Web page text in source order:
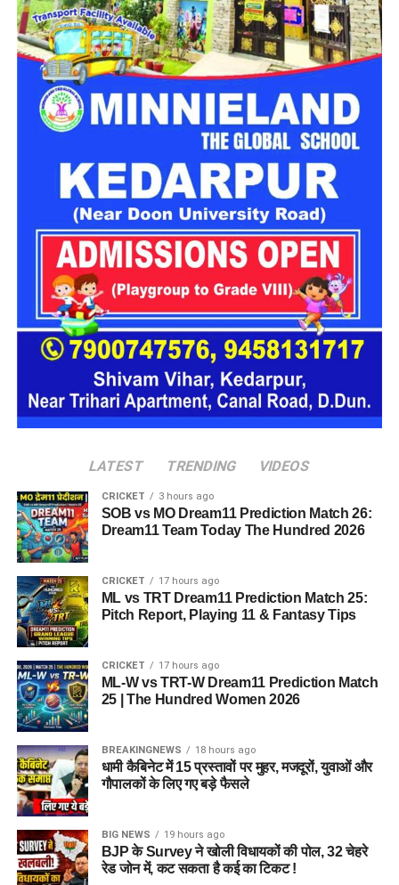
महिला सशक्तिकरण एवं बाल विकास विभागके निदेशक आईएएस बंशीलाल
राणा के मुताबिक, नारी निकेतन में आने वाली कई महिलाएं और बच्चे खुद को
एक बंद संस्थान या जेल जैसी जगह पर महसूस करते हैं। यही वजह है कि
कई बार बच्चे वहां से निकलने या भागने की कोशिश तक करने लगते हैं।
इसी समस्या को ध्यान में रखते हुए विभाग अब ऐसा इंफ्रास्ट्रक्चर तैयार
करने की दिशा में काम कर रहा है, जहां रहने वाले लोगों को संस्थागत माहौल
के बजाय परिवार जैसा वातावरण मिल सके।
16 घरों में मिलेगा परिवार जैसा माहौल
प्रस्तावित आलंबन गांव में कॉटेज और छोटे घर विकसित किए जाएंगे। यहां
एक परिवार की तर्ज पर लोगों को रखा जाएगा। योजना के मुताबिक, एक
यूनिट में करीब दो महिलाएं, चार बच्चे और एक किशोरी को शामिल किया
जाएगा। इस तरह उन्हें एक परिवार की तरह साथ रहने का अवसर मिलेगा।
हर यूनिट में अलग किचन जैसी सुविधाएं भी होंगी, ताकि वहां रहने वाली
महिलाओं और बच्चों को रोजमर्रा के जीवन में ज्यादा स्वतंत्रता और जिम्मेदारी
का अनुभव हो सके। प्रस्तावित परिसर में कुल 16 घर विकसित किए
जाएंगे, जिनमें करीब 88 लोगों के रहने की व्यवस्था होगी।
जेल नहीं, रेजिडेंशियल कॉम्प्लेक्स जैसा
होगा माहौल
आलंबन गांव की सबसे खास बात यही होगी कि यहां रहने वाली महिलाओं
और बच्चों को यह महसूस न हो कि वे किसी जेल या बंद संस्थान में रह रहे
हैं। इसके बजाय पूरा परिसर एक रेजिडेंशियल कॉम्प्लेक्स की तरह विकसित
किया जाएगा, जहां सुरक्षा के साथ रहने, पढ़ाई, दैनिक जीवन और सामाजिक
विकास से जुड़ी सुविधाएं उपलब्ध होंगी।
LATEST TRENDING VIDEOS
CRICKET 3 hours ago
SOB vs MO Dream11 Prediction Match 26:
Dream11 Team Today The Hundred 2026
CRICKET 17 hours ago
ML vs TRT Dream11 Prediction Match 25:
Pitch Report, Playing 11 & Fantasy Tips
CRICKET 17 hours ago
ML-W vs TRT-W Dream11 Prediction Match
25 | The Hundred Women 2026
BREAKINGNEWS 18 hours ago
धामी कैबिनेट में 15 प्रस्तावों पर मुहर, मजदूरों, युवाओं और
गौपालकों के लिए गए बड़े फैसले
BIG NEWS 19 hours ago
BJP के Survey ने खोली विधायकों की पोल, 32 चेहरे
रेड जोन में, कट सकता है कई का टिकट !